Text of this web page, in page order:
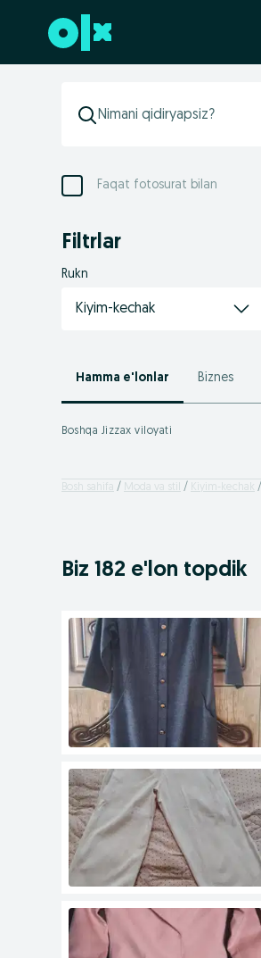
Futerga oʻtish
Faqat fotosurat bilan
Filtrlar
Rukn
Kiyim-kechak
Hamma e'lonlar Biznes
Boshqa Jizzax viloyati
Bosh sahifa Moda va stil Kiyim-kechak
Biz 182 e'lon topdik